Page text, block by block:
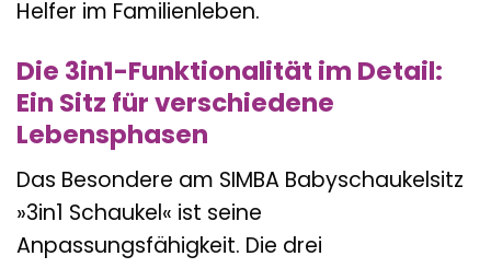
Helfer im Familienleben.
Die 3in1-Funktionalität im Detail:
Ein Sitz für verschiedene
Lebensphasen
Das Besondere am SIMBA Babyschaukelsitz
»3in1 Schaukel« ist seine
Anpassungsfähigkeit. Die drei